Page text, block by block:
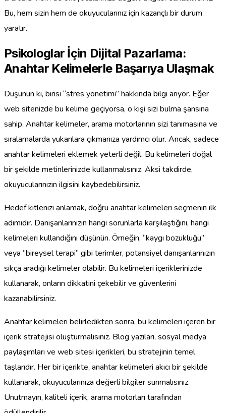
Bu, hem sizin hem de okuyucularınız için kazançlı bir durum
yaratır.
Psikologlar İçin Dijital Pazarlama:
Anahtar Kelimelerle Başarıya Ulaşmak
Düşünün ki, birisi “stres yönetimi” hakkında bilgi arıyor. Eğer
web sitenizde bu kelime geçiyorsa, o kişi sizi bulma şansına
sahip. Anahtar kelimeler, arama motorlarının sizi tanımasına ve
sıralamalarda yukarılara çıkmanıza yardımcı olur. Ancak, sadece
anahtar kelimeleri eklemek yeterli değil. Bu kelimeleri doğal
bir şekilde metinlerinizde kullanmalısınız. Aksi takdirde,
okuyucularınızın ilgisini kaybedebilirsiniz.
Hedef kitlenizi anlamak, doğru anahtar kelimeleri seçmenin ilk
adımıdır. Danışanlarınızın hangi sorunlarla karşılaştığını, hangi
kelimeleri kullandığını düşünün. Örneğin, “kaygı bozukluğu”
veya “bireysel terapi” gibi terimler, potansiyel danışanlarınızın
sıkça aradığı kelimeler olabilir. Bu kelimeleri içeriklerinizde
kullanarak, onların dikkatini çekebilir ve güvenlerini
kazanabilirsiniz.
Anahtar kelimeleri belirledikten sonra, bu kelimeleri içeren bir
içerik stratejisi oluşturmalısınız. Blog yazıları, sosyal medya
paylaşımları ve web sitesi içerikleri, bu stratejinin temel
taşlarıdır. Her bir içerikte, anahtar kelimeleri akıcı bir şekilde
kullanarak, okuyucularınıza değerli bilgiler sunmalısınız.
Unutmayın, kaliteli içerik, arama motorları tarafından